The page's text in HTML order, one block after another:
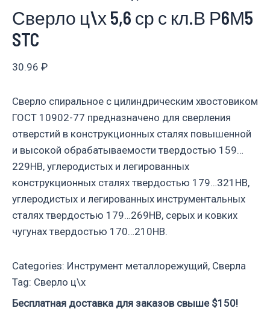
Сверло ц\х 5,6 ср с кл.В Р6М5
STC
30.96 ₽
Сверло спиральное с цилиндрическим хвостовиком
ГОСТ 10902-77 предназначено для сверления
отверстий в конструкционных сталях повышенной
и высокой обрабатываемости твердостью 159…
229НВ, углеродистых и легированных
конструкционных сталях твердостью 179…321НВ,
углеродистых и легированных инструментальных
сталях твердостью 179…269НВ, серых и ковких
чугунах твердостью 170…210НВ.
Categories: Инструмент металлорежущий, Сверла
Tag: Сверло ц\х
Бесплатная доставка для заказов свыше $150!